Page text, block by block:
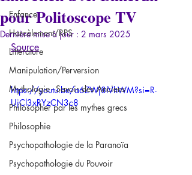
Enfance
Harcèlement/RPS
Littérature
Manipulation/Perversion
Mythologie - Savoir des Anciens
Philosopher par les mythes grecs
Philosophie
Psychopathologie de la Paranoïa
Psychopathologie du Pouvoir
pour Politoscope TV
Dernière mise à jour : 2 mars 2025
Source
https://youtu.be/a6ZWj8lVhWM?si=R-
UjCl3xRYzCN3c8